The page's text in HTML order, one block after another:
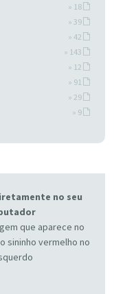
» 18
» 39
» 42
» 143
» 12
» 91
» 29
» 9
no seu
que aparece no
sininho vermelho no